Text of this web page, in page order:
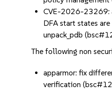
CVE-2026-23269:
DFA start states are
unpack_pdb
The following non
apparmor: fix
verification